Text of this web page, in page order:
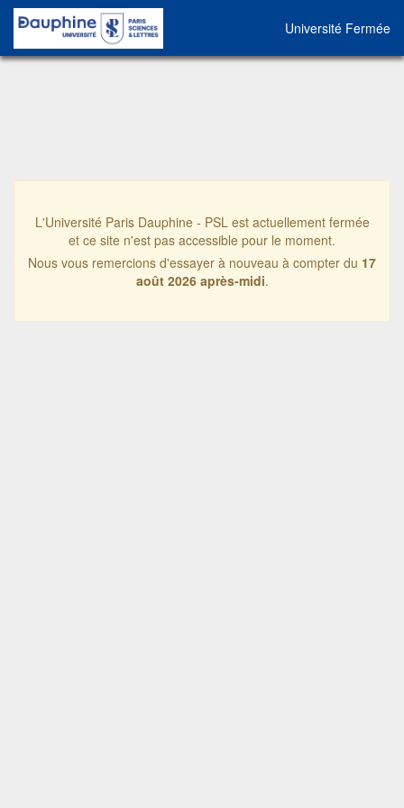
Université Fermée
L'Université Paris Dauphine - PSL est actuellement fermée
et ce site n'est pas accessible pour le moment.
Nous vous remercions d'essayer à nouveau à compter du 17
août 2026 après-midi.